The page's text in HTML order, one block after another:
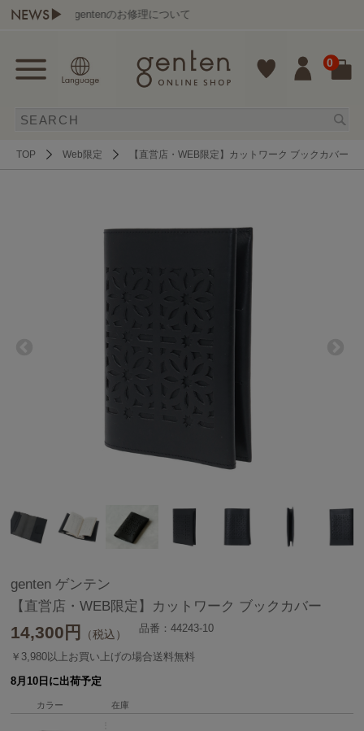
NEWS▶gentenのお修理について
0
TOP Web限定 【直営店・WEB限定】カットワーク ブックカバー
genten ゲンテン
【直営店・WEB限定】カットワーク ブックカバー
14,300 円 （税込） 品番：44243-10
￥3,980以上お買い上げの場合送料無料
8月10日に出荷予定
カラー 在庫